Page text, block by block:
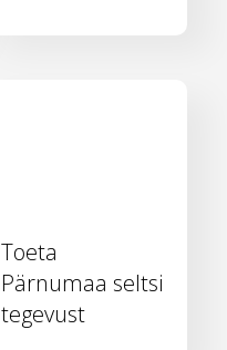
Toeta
Pärnumaa seltsi
tegevust